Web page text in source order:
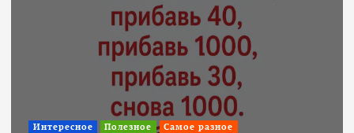
Интересное Полезное Самое разное